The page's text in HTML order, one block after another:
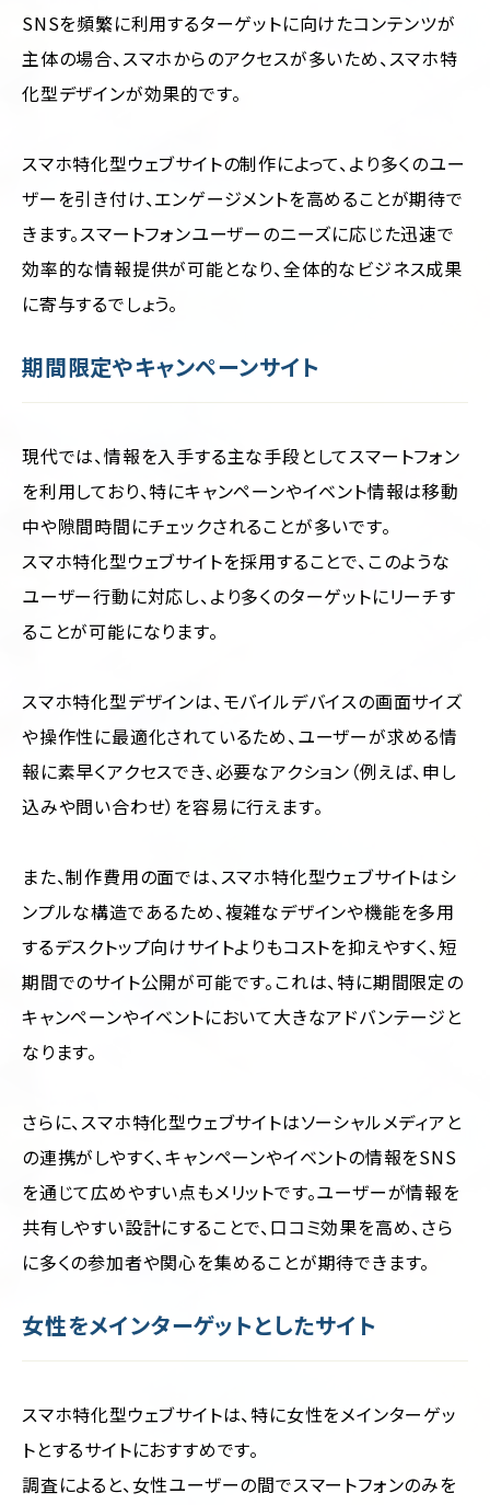
SNSを頻繁に利用するターゲットに向けたコンテンツが
主体の場合、スマホからのアクセスが多いため、スマホ特
化型デザインが効果的です。
スマホ特化型ウェブサイトの制作によって、より多くのユー
ザーを引き付け、エンゲージメントを高めることが期待で
きます。スマートフォンユーザーのニーズに応じた迅速で
効率的な情報提供が可能となり、全体的なビジネス成果
に寄与するでしょう。
期間限定やキャンペーンサイト
現代では、情報を入手する主な手段としてスマートフォン
を利用しており、特にキャンペーンやイベント情報は移動
中や隙間時間にチェックされることが多いです。
スマホ特化型ウェブサイトを採用することで、このような
ユーザー行動に対応し、より多くのターゲットにリーチす
ることが可能になります。
スマホ特化型デザインは、モバイルデバイスの画面サイズ
や操作性に最適化されているため、ユーザーが求める情
報に素早くアクセスでき、必要なアクション（例えば、申し
込みや問い合わせ）を容易に行えます。
また、制作費用の面では、スマホ特化型ウェブサイトはシ
ンプルな構造であるため、複雑なデザインや機能を多用
するデスクトップ向けサイトよりもコストを抑えやすく、短
期間でのサイト公開が可能です。これは、特に期間限定の
キャンペーンやイベントにおいて大きなアドバンテージと
なります。
さらに、スマホ特化型ウェブサイトはソーシャルメディアと
の連携がしやすく、キャンペーンやイベントの情報をSNS
を通じて広めやすい点もメリットです。ユーザーが情報を
共有しやすい設計にすることで、口コミ効果を高め、さら
に多くの参加者や関心を集めることが期待できます。
女性をメインターゲットとしたサイト
スマホ特化型ウェブサイトは、特に女性をメインターゲッ
トとするサイトにおすすめです。
調査によると、女性ユーザーの間でスマートフォンのみを